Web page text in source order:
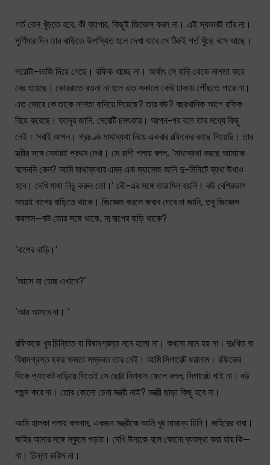
গর্ত কেন খুঁড়তে হবে, কী ব্যাপার, কিছুই জিজ্ঞেস করল না। এই স্বভাবই তাঁর না।
পূর্ণিমার দিন তার বাড়িতে উপস্থিত হলে দেখা যাবে সে ঠিকই গর্ত খুঁড়ে বসে আছে।
পরোটা-ভাজি দিয়ে গেছে। রফিক খাচ্ছে না। অর্থাৎ সে বাড়ি থেকে নাশতা করে
বের হয়েছে। ভোররাতে রওনা না হলে এত সকালে কেউ ঢাকায় পৌঁছতে পারে না।
এত ভোরে কে তাকে নাশতা বানিয়ে দিয়েছে? তার বউ? বছরখানিক আগে রফিক
বিয়ে করেছে। যতদূর জানি, মেয়েটি চমৎকার। আপন-পর বলে তার মধ্যে কিছু
নেই। সবাই আপন। প্রচণ্ড মাথাব্যথা নিয়ে একবার রফিকের কাছে গিয়েছি। তার
স্ত্রীর সঙ্গে সেবারই প্রথম দেখা। সে রাগী গলায় বলল, ‘মাথাব্যথা করছে আমাকে
বলেননি কেন? আমি মাথাব্যথার এমন এক ম্যাসেজ জানি দু-মিনিটে ব্যথা উধাও
হবে। দেখি মাথা নিচু করুন তো।’ বৌ-এর সঙ্গে তার মিল হয়নি। বউ বেশিরভাগ
সময়ই বাপের বাড়িতে থাকে। জিজ্ঞেস করলে জবাব দেবে না জানি, তবু জিজ্ঞেস
করলাম—বউ তোর সঙ্গে থাকে, না বাপের বাড়ি থাকে?
‘বাপের বাড়ি।’
‘আসে না তোর এখানে?’
‘আর আসবে না। ‘
রফিককে খুব চিন্তিত বা বিষাদগ্রস্ত মনে হলো না। কখনো মনে হয় না। দুঃখিত বা
বিষাদগ্রস্ত হবার ক্ষমতা সম্ভবত তার নেই। আমি সিগারেট ধরালাম। রফিকের
দিকে প্যাকেট বাড়িয়ে দিতেই সে ছোট্ট নিশ্বাস ফেলে বলল, সিগারেট খাই না। বউ
পছন্দ করে না। তোর কোনো চেনা মন্ত্রী নাই? মন্ত্রী ছাড়া কিছু হবে না।
আমি হালকা গলায় বললাম, একজন মন্ত্রীকে আমি খুব সামান্য চিনি। জহিরের বাবা।
জহির আমার সঙ্গে স্কুলে পড়ত। দেখি উনাকে বলে কোনো ব্যবস্থা করা যায় কি—
না। চিন্তা করিস না।